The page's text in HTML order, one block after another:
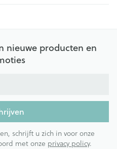
nieuwe producten en
schrijft u zich in voor onze
met onze privacy policy.